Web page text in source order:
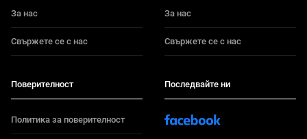
За нас
Свържете се с нас
За нас
Свържете се с нас
Поверителност
Политика за поверителност
Последвайте ни